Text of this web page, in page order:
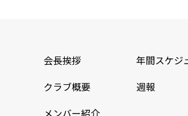
会長挨拶
クラブ概要
年間スケジ
週報